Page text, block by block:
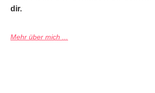
dir.
Mehr über mich ...